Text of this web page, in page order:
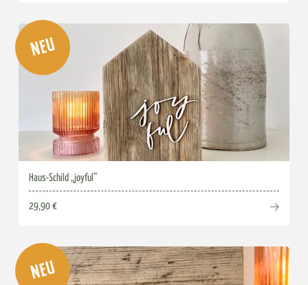
Haus-Schild „joyful“
29,90 €
NEU
NEU